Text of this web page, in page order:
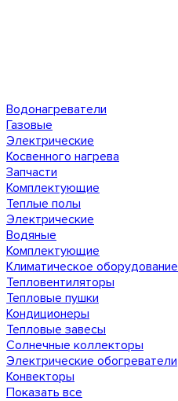
Водонагреватели
Газовые
Электрические
Косвенного нагрева
Запчасти
Комплектующие
Теплые полы
Электрические
Водяные
Комплектующие
Климатическое оборудование
Тепловентиляторы
Тепловые пушки
Кондиционеры
Тепловые завесы
Солнечные коллекторы
Электрические обогреватели
Конвекторы
Показать все